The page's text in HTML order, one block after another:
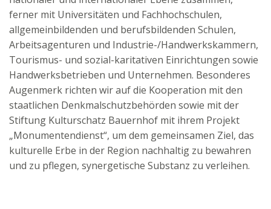
ferner mit Universitäten und Fachhochschulen,
allgemeinbildenden und berufsbildenden Schulen,
Arbeitsagenturen und Industrie-/Handwerkskammern,
Tourismus- und sozial-karitativen Einrichtungen sowie
Handwerksbetrieben und Unternehmen. Besonderes
Augenmerk richten wir auf die Kooperation mit den
staatlichen Denkmalschutzbehörden sowie mit der
Stiftung Kulturschatz Bauernhof mit ihrem Projekt
„Monumentendienst“, um dem gemeinsamen Ziel, das
kulturelle Erbe in der Region nachhaltig zu bewahren
und zu pflegen, synergetische Substanz zu verleihen.